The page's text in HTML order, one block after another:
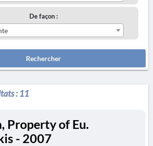
De façon :
Rechercher
:11
Property of Eu.
- 2007